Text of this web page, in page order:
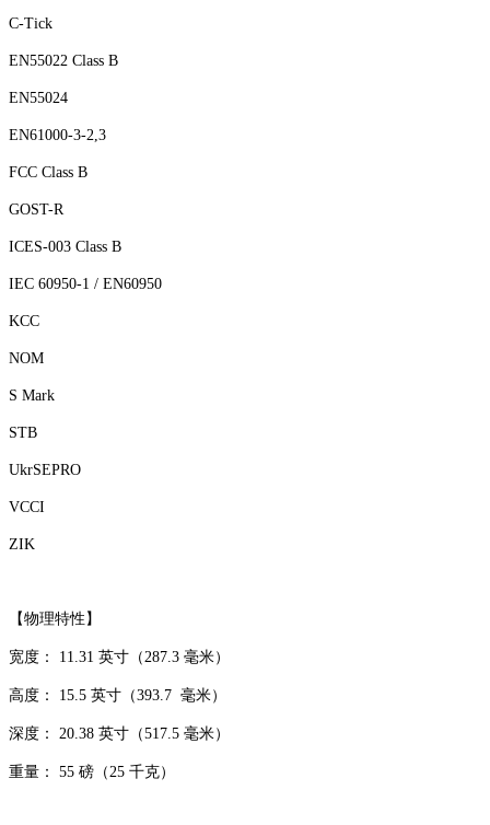
C-Tick
EN55022 Class B
EN55024
EN61000-3-2,3
FCC Class B
GOST-R
ICES-003 Class B
IEC 60950-1 / EN60950
KCC
NOM
S Mark
STB
UkrSEPRO
VCCI
ZIK
【物理特性】
宽度： 11.31 英寸（287.3 毫米）
高度： 15.5 英寸（393.7 毫米）
深度： 20.38 英寸（517.5 毫米）
重量： 55 磅（25 千克）